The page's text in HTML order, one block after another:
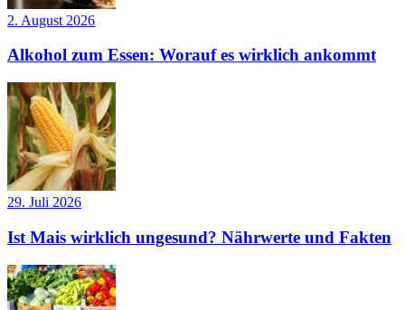
2. August 2026
Alkohol zum Essen: Worauf es wirklich ankommt
29. Juli 2026
Ist Mais wirklich ungesund? Nährwerte und Fakten